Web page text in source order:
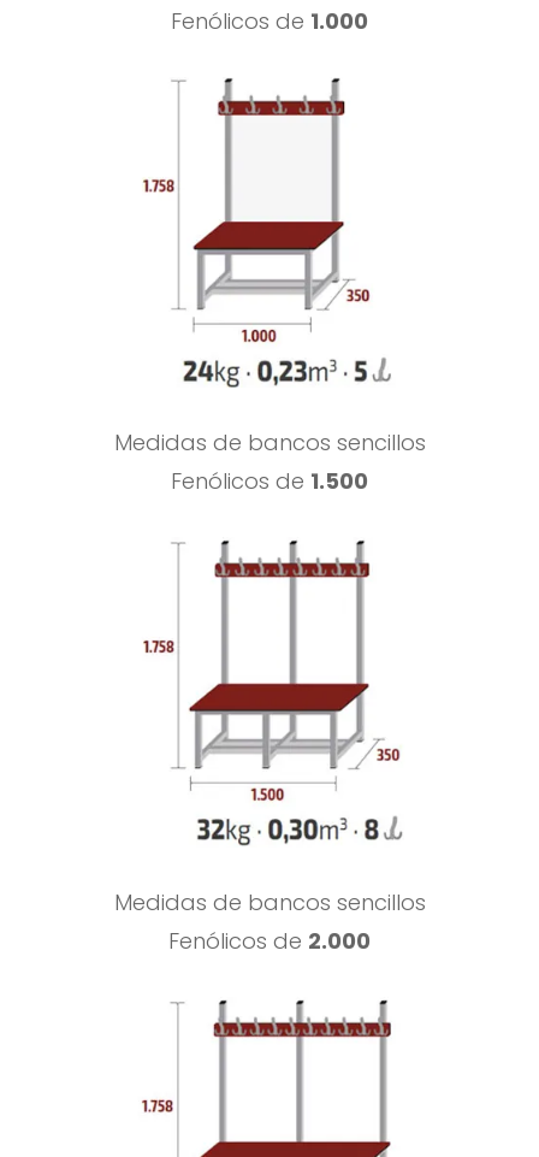
Fenólicos de 1.000
Medidas de bancos sencillos
Fenólicos de 1.500
Medidas de bancos sencillos
Fenólicos de 2.000